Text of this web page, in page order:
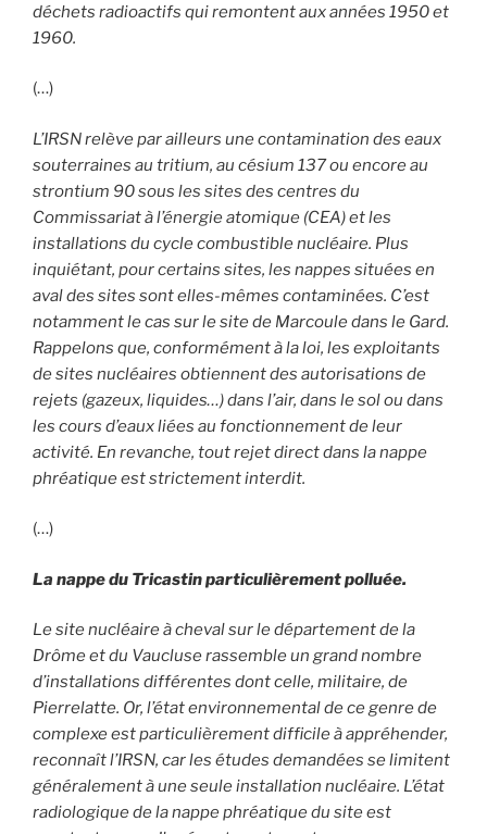
déchets radioactifs qui remontent aux années 1950 et
1960.
(…)
L’IRSN relève par ailleurs une contamination des eaux
souterraines au tritium, au césium 137 ou encore au
strontium 90 sous les sites des centres du
Commissariat à l’énergie atomique (CEA) et les
installations du cycle combustible nucléaire. Plus
inquiétant, pour certains sites, les nappes situées en
aval des sites sont elles-mêmes contaminées. C’est
notamment le cas sur le site de Marcoule dans le Gard.
Rappelons que, conformément à la loi, les exploitants
de sites nucléaires obtiennent des autorisations de
rejets (gazeux, liquides…) dans l’air, dans le sol ou dans
les cours d’eaux liées au fonctionnement de leur
activité. En revanche, tout rejet direct dans la nappe
phréatique est strictement interdit.
(…)
La nappe du Tricastin particulièrement polluée.
Le site nucléaire à cheval sur le département de la
Drôme et du Vaucluse rassemble un grand nombre
d’installations différentes dont celle, militaire, de
Pierrelatte. Or, l’état environnemental de ce genre de
complexe est particulièrement difficile à appréhender,
reconnaît l’IRSN, car les études demandées se limitent
généralement à une seule installation nucléaire. L’état
radiologique de la nappe phréatique du site est